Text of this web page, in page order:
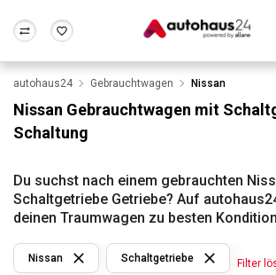
Wir bewerten dein Auto
Alle Fragen & Antworten
Rund um die Inzahlungnahme
autohaus24 Gebrauchtwagen Nissan
Nissan Gebrauchtwagen mit
Schaltung
Du suchst nach einem gebrauchten
Schaltgetriebe Getriebe? Auf
deinen Traumwagen zu besten
Nissan Schaltgetriebe Filter